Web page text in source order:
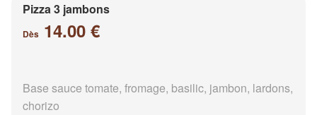
Pizza 3 jambons
Dès 14.00 €
Base sauce tomate, fromage, basilic, jambon, lardons,
chorizo